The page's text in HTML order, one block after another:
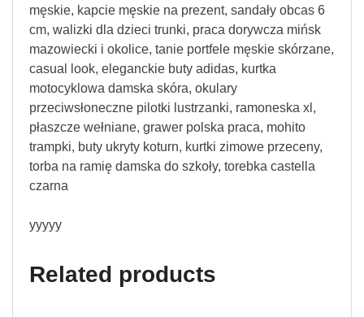
męskie, kapcie męskie na prezent, sandały obcas 6
cm, walizki dla dzieci trunki, praca dorywcza mińsk
mazowiecki i okolice, tanie portfele męskie skórzane,
casual look, eleganckie buty adidas, kurtka
motocyklowa damska skóra, okulary
przeciwsłoneczne pilotki lustrzanki, ramoneska xl,
płaszcze wełniane, grawer polska praca, mohito
trampki, buty ukryty koturn, kurtki zimowe przeceny,
torba na ramię damska do szkoły, torebka castella
czarna
yyyyy
Related products